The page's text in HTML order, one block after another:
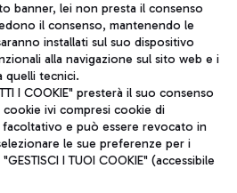
soggetta a direzione e
S.p.A.
Imprese di Roma 13032990155 P.
int. vers.
Racchetti 1 - 00054 Fiumicino (RM)
banner, lei non presta il consenso
il consenso, mantenendo le
installati sul suo dispositivo
alla navigazione sul sito web e i
quelli tecnici.
I COOKIE" presterà il suo consenso
ivi compresi cookie di
e può essere revocato in
le sue preferenze per i
I TUOI COOKIE" (accessibile